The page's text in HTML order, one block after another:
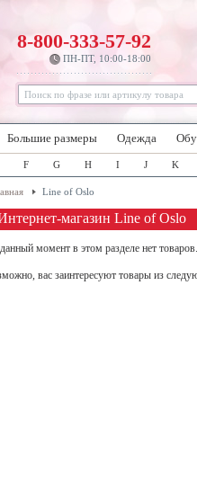
8-800-333-57-92
ПН-ПТ, 10:00-18:00
Большие размеры Одежда
F G H I J K
Line of Oslo
магазин Line of Oslo
момент в этом разделе нет
вас заинтересуют товары из